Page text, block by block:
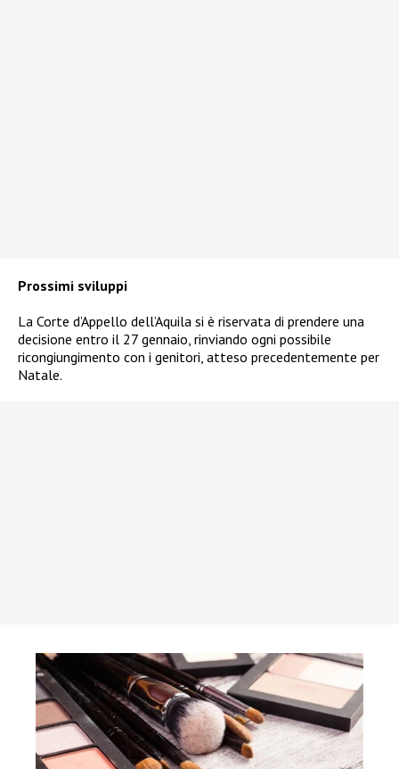
Prossimi sviluppi
La Corte d’Appello dell’Aquila si è riservata di prendere una
decisione entro il 27 gennaio, rinviando ogni possibile
ricongiungimento con i genitori, atteso precedentemente per
Natale.